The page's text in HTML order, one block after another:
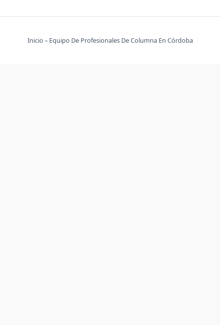
Inicio – Equipo De Profesionales De Columna En Córdoba